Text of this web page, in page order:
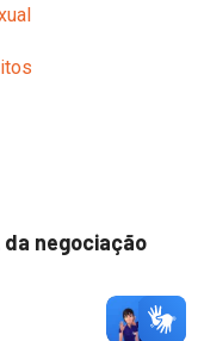
da negociação